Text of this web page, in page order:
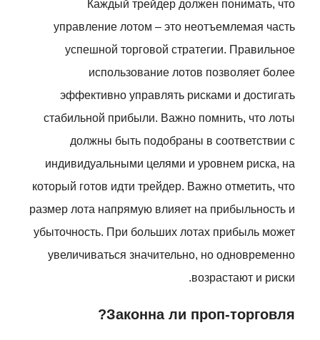
Каждый трейдер должен понимать, что
управление лотом – это неотъемлемая часть
успешной торговой стратегии. Правильное
использование лотов позволяет более
эффективно управлять рисками и достигать
стабильной прибыли. Важно помнить, что лоты
должны быть подобраны в соответствии с
индивидуальными целями и уровнем риска, на
который готов идти трейдер. Важно отметить, что
размер лота напрямую влияет на прибыльность и
убыточность. При больших лотах прибыль может
увеличиваться значительно, но одновременно
возрастают и риски.
Законна ли проп-торговля?